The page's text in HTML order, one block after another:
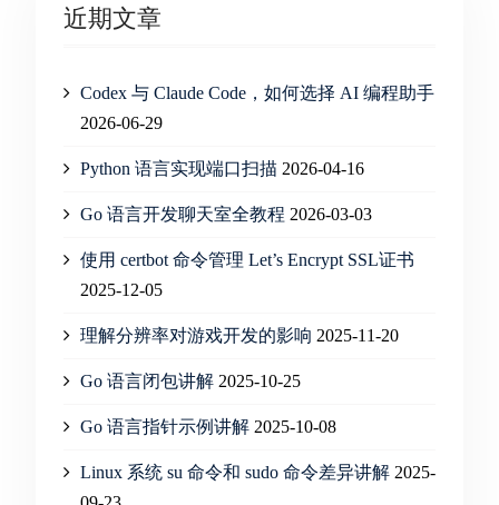
近期文章
Codex 与 Claude Code，如何选择 AI 编程助手
2026-06-29
Python 语言实现端口扫描 2026-04-16
Go 语言开发聊天室全教程 2026-03-03
使用 certbot 命令管理 Let’s Encrypt SSL证书
2025-12-05
理解分辨率对游戏开发的影响 2025-11-20
Go 语言闭包讲解 2025-10-25
Go 语言指针示例讲解 2025-10-08
Linux 系统 su 命令和 sudo 命令差异讲解 2025-